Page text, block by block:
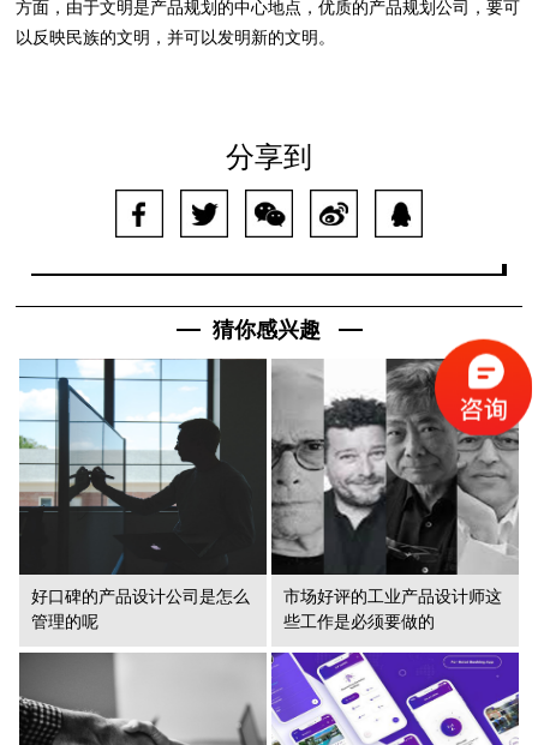
方面，由于文明是产品规划的中心地点，优质的产品规划公司，要可
以反映民族的文明，并可以发明新的文明。
分享到
猜你感兴趣
好口碑的产品设计公司是怎么
管理的呢
市场好评的工业产品设计师这
些工作是必须要做的